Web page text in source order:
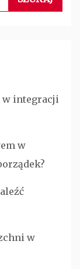
w integracji
w
w